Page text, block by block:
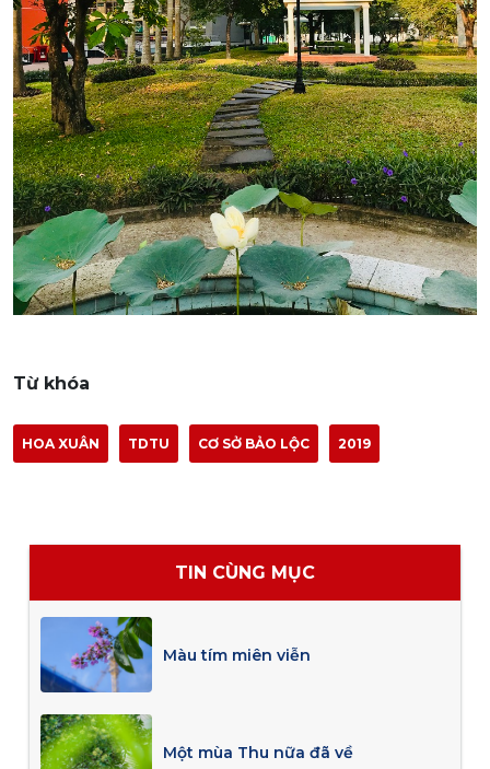
Từ khóa
HOA XUÂN TDTU CƠ SỞ BẢO LỘC 2019
TIN CÙNG MỤC
Màu tím miên viễn
Một mùa Thu nữa đã về